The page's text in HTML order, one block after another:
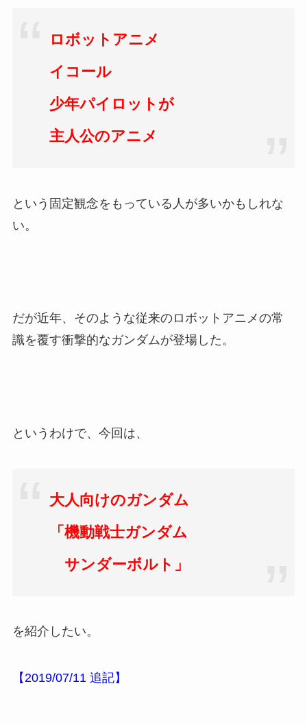
ロボットアニメ
イコール
少年パイロットが
主人公のアニメ
という固定観念をもっている人が多いかもしれな
い。
だが近年、そのような従来のロボットアニメの常
識を覆す衝撃的なガンダムが登場した。
というわけで、今回は、
大人向けのガンダム
「機動戦士ガンダム
サンダーボルト」
を紹介したい。
【2019/07/11 追記】